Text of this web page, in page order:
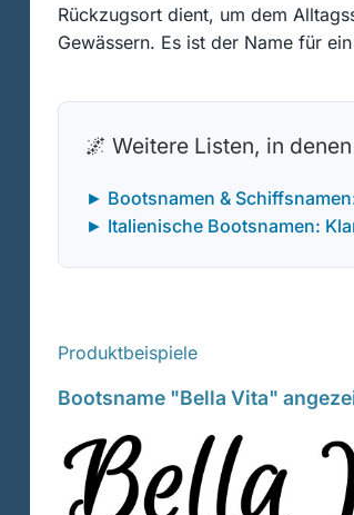
Rückzugsort dient, um dem
Gewässern. Es ist der Name für
🌌 Weitere Listen, in
► Bootsnamen &
► Italienische Bootsnamen:
Produktbeispiele
Bootsname "Bella Vita"